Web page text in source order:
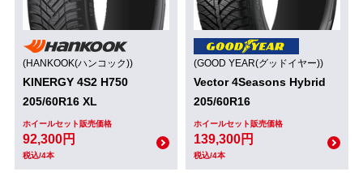
(HANKOOK(ハンコック))
KINERGY 4S2 H750
205/60R16 XL
ホイールセット販売価格
92,300円
税込/4本
(GOOD YEAR(グッドイヤー))
Vector 4Seasons Hybrid
205/60R16
ホイールセット販売価格
139,300円
税込/4本